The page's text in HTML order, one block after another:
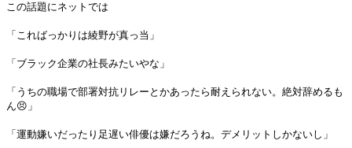
この話題にネットでは
「こればっかりは綾野が真っ当」
「ブラック企業の社長みたいやな」
「うちの職場で部署対抗リレーとかあったら耐えられない。絶対辞めるも
ん😣」
「運動嫌いだったり足遅い俳優は嫌だろうね。デメリットしかないし」